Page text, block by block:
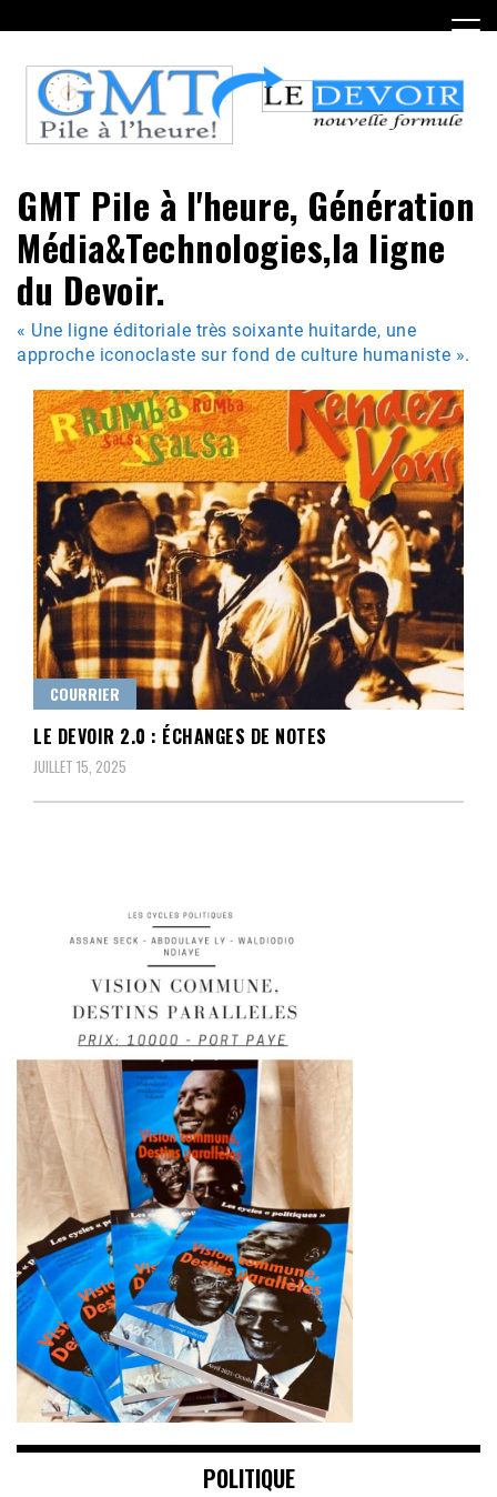
to
content
GMT Pile à l'heure, Génération
Média&Technologies,la ligne
du Devoir.
« Une ligne éditoriale très soixante huitarde, une
approche iconoclaste sur fond de culture humaniste ».
COURRIER
LE DEVOIR 2.0 : ÉCHANGES DE NOTES
JUILLET 15, 2025
POLITIQUE